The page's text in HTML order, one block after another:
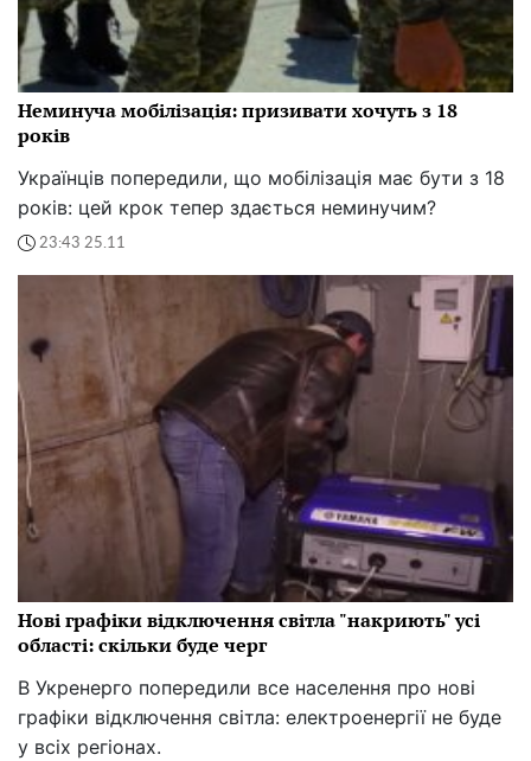
Неминуча мобілізація: призивати хочуть з 18
років
Українців попередили, що мобілізація має бути з 18
років: цей крок тепер здається неминучим?
23:43 25.11
Нові графіки відключення світла "накриють" усі
області: скільки буде черг
В Укренерго попередили все населення про нові
графіки відключення світла: електроенергії не буде
у всіх регіонах.